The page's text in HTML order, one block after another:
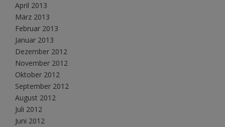
April 2013
März 2013
Februar 2013
Januar 2013
Dezember 2012
November 2012
Oktober 2012
September 2012
August 2012
Juli 2012
Juni 2012